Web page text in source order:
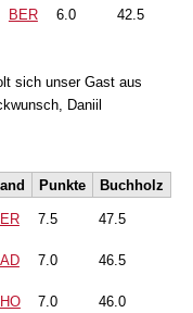
BER 6.0 42.5
sich unser Gast aus
Daniil
Punkte Buchholz
7.5 47.5
7.0 46.5
7.0 46.0